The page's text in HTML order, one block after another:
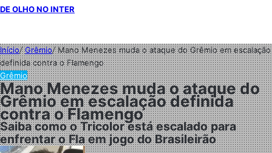
DE OLHO NO INTER
Início/Grêmio/Mano Menezes muda o ataque do Grêmio em escalação
definida contra o Flamengo
Grêmio
Mano Menezes muda o ataque do
Grêmio em escalação definida
contra o Flamengo
Saiba como o Tricolor está escalado para
enfrentar o Fla em jogo do Brasileirão